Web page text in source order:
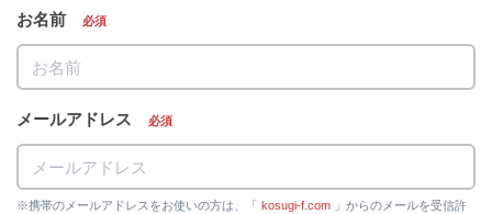
お名前 必須
メールアドレス 必須
※携帯のメールアドレスをお使いの方は、「 kosugi-f.com 」からのメールを受信許